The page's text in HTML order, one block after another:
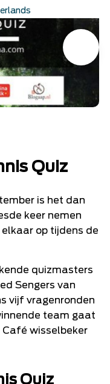
Menu
Quiz
is het dan
keer nemen
op tijdens de
quizmasters
Sengers van
vijf vragenronden
team gaat
wisselbeker
Quiz